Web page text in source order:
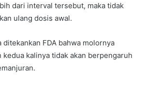
dari interval tersebut, maka tidak
ulang dosis awal.
ditekankan FDA bahwa molornya
kedua kalinya tidak akan berpengaruh